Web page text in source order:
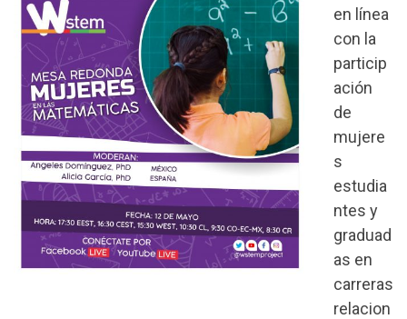
en línea
con la
particip
ación
de
mujere
s
estudia
ntes y
graduad
as en
carreras
relacion